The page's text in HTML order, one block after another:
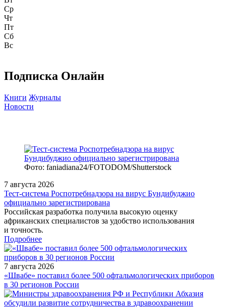
Ср
Чт
Пт
Сб
Вс
Подписка Онлайн
Книги Журналы
Новости
Фото: faniadiana24/FOTODOM/Shutterstock
7 августа 2026
Тест‑система Роспотребнадзора на вирус Бундибуджио
официально зарегистрирована
Российская разработка получила высокую оценку
африканских специалистов за удобство использования
и точность.
Подробнее
7 августа 2026
«Швабе» поставил более 500 офтальмологических приборов
в 30 регионов России